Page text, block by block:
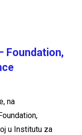
Foundation,
na
u Institutu za